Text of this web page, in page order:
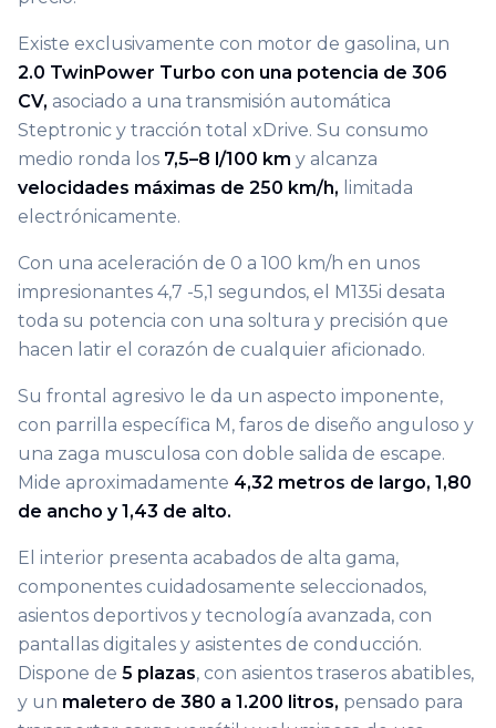
Existe exclusivamente con motor de gasolina, un
2.0 TwinPower Turbo con una potencia de 306
CV, asociado a una transmisión automática
Steptronic y tracción total xDrive. Su consumo
medio ronda los 7,5–8 l/100 km y alcanza
velocidades máximas de 250 km/h, limitada
electrónicamente.
Con una aceleración de 0 a 100 km/h en unos
impresionantes 4,7 -5,1 segundos, el M135i desata
toda su potencia con una soltura y precisión que
hacen latir el corazón de cualquier aficionado.
Su frontal agresivo le da un aspecto imponente,
con parrilla específica M, faros de diseño anguloso y
una zaga musculosa con doble salida de escape.
Mide aproximadamente 4,32 metros de largo, 1,80
de ancho y 1,43 de alto.
El interior presenta acabados de alta gama,
componentes cuidadosamente seleccionados,
asientos deportivos y tecnología avanzada, con
pantallas digitales y asistentes de conducción.
Dispone de 5 plazas, con asientos traseros abatibles,
y un maletero de 380 a 1.200 litros, pensado para